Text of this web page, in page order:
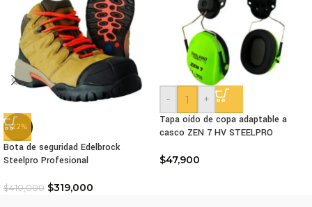
-22%
Bota de seguridad Edelbrock
Steelpro Profesional
$410,000 $319,000
-
+
Tapa oído de copa adaptable a
casco ZEN 7 HV STEELPRO
$47,900